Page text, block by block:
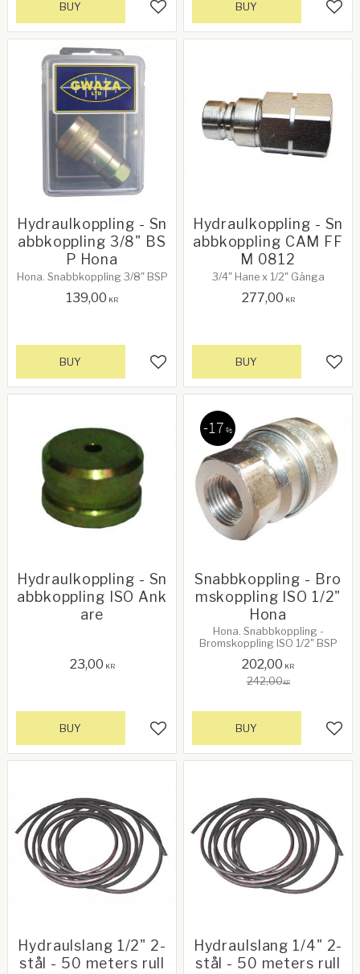
Add to favorites
BUY BUY
Hydraulkoppling - Sn
abbkoppling 3/8" BS
P Hona
Hona. Snabbkoppling 3/8" BSP
139,00 KR
Add to favorites
BUY
Hydraulkoppling - Sn
abbkoppling CAM FF
M 0812
3/4" Hane x 1/2" Gänga
277,00 KR
BUY
Hydraulkoppling - Sn
abbkoppling ISO Ank
are
23,00 KR
Add to favorites
BUY
Snabbkoppling - Bro
mskoppling ISO 1/2"
Hona
Hona. Snabbkoppling -
Bromskoppling ISO 1/2" BSP
202,00 KR
242,00KR
17 %
BUY
Hydraulslang 1/2" 2-
stål - 50 meters rull
Hydraulslang 1/4" 2-
stål - 50 meters rull